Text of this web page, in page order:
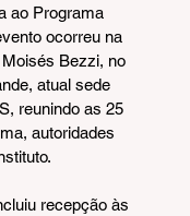
ao Programa
ocorreu na
Bezzi, no
atual sede
reunindo as 25
autoridades
recepção às